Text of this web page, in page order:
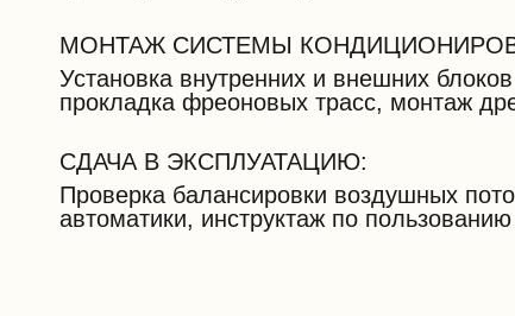
МОНТАЖ СИСТЕМЫ
Установка внутренних и внешних
прокладка фреоновых трасс, монтаж
СДАЧА В ЭКСПЛУАТАЦИЮ:
Проверка балансировки воздушных
автоматики, инструктаж по